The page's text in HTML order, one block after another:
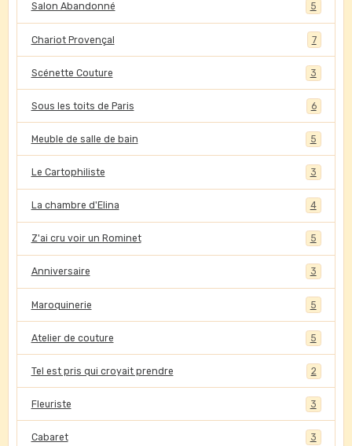
Salon Abandonné 5
Chariot Provençal 7
Scénette Couture 3
Sous les toits de Paris 6
Meuble de salle de bain 5
Le Cartophiliste 3
La chambre d'Elina 4
Z'ai cru voir un Rominet 5
Anniversaire 3
Maroquinerie 5
Atelier de couture 5
Tel est pris qui croyait prendre 2
Fleuriste 3
Cabaret 3